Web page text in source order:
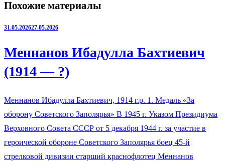
Похожие материалы
31.05.202627.05.2026
Меннанов Ибадулла Бахтиевич
(1914 — ?)
Меннанов Ибадулла Бахтиевич, 1914 г.р. 1. Медаль «За
оборону Советского Заполярья» В 1945 г. Указом Президиума
Верховного Совета СССР от 5 декабря 1944 г. за участие в
героической обороне Советского Заполярья боец 45-й
стрелковой дивизии старший краснофлотец Меннанов